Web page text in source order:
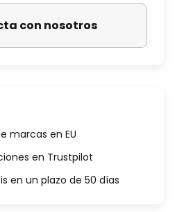
con nosotros
marcas en EU
en Trustpilot
en un plazo de 50 días